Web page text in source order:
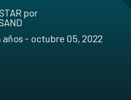
por
- octubre 05, 2022